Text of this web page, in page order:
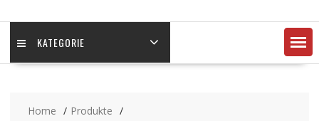
KATEGORIE
Home
Produkte